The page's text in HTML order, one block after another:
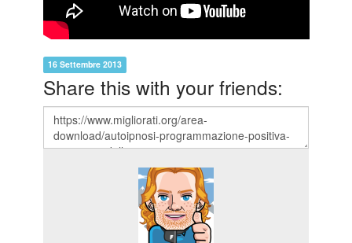
16 Settembre 2013
Share this with your friends: